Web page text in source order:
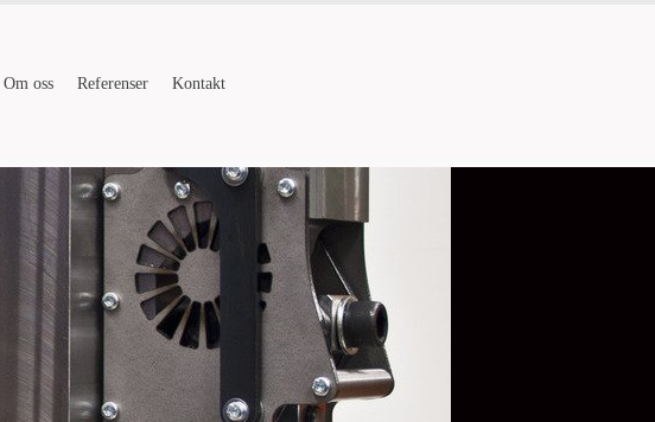
Om oss Referenser Kontakt